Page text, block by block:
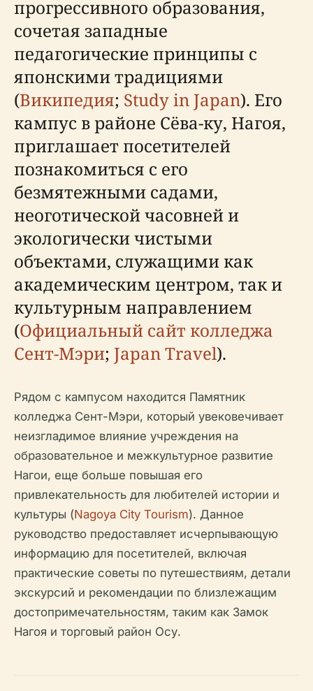
прогрессивного образования,
сочетая западные
педагогические принципы с
японскими традициями
(Википедия; Study in Japan). Его
кампус в районе Сёва-ку, Нагоя,
приглашает посетителей
познакомиться с его
безмятежными садами,
неоготической часовней и
экологически чистыми
объектами, служащими как
академическим центром, так и
культурным направлением
(Официальный сайт колледжа
Сент-Мэри; Japan Travel).
Рядом с кампусом находится Памятник
колледжа Сент-Мэри, который увековечивает
неизгладимое влияние учреждения на
образовательное и межкультурное развитие
Нагои, еще больше повышая его
привлекательность для любителей истории и
культуры (Nagoya City Tourism). Данное
руководство предоставляет исчерпывающую
информацию для посетителей, включая
практические советы по путешествиям, детали
экскурсий и рекомендации по близлежащим
достопримечательностям, таким как Замок
Нагоя и торговый район Осу.